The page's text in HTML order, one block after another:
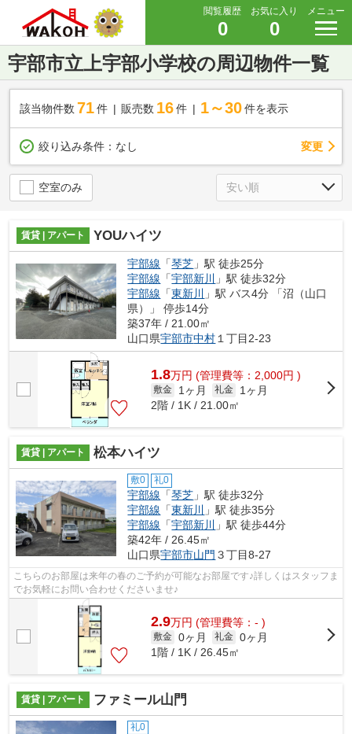
閲覧履歴
0
お気に入り
0
メニュー
宇部市立上宇部小学校の周辺物件一覧
該当物件数 71件 販売数 16 件 1～30 件を表示
絞り込み条件： なし 変更
空室のみ
賃貸 | アパート YOUハイツ
宇部線 「琴芝 」駅 徒歩25分
宇部線 「宇部新川
」駅 徒歩32分
宇部線 「東新川
」駅 バス4分 「沼（山口
県）」 停歩14分
築37年 / 21.00㎡
山口県宇部市中村１丁目2-23
1.8万円 (管理費等：2,000円 )
敷金 1ヶ月 礼金
1ヶ月
2階 / 1K / 21.00㎡
賃貸 | アパート 松本ハイツ
敷0 礼0
宇部線 「琴芝 」駅 徒歩32分
宇部線 「東新川
」駅 徒歩35分
宇部線 「宇部新川
」駅 徒歩44分
築42年 / 26.45㎡
山口県宇部市山門 ３丁目8-27
こちらのお部屋は来年の春のご予約が可能なお部屋です♪詳しくはスタッフま
でお気軽にお問い合わせくださいませ♪
2.9万円 (管理費等：- )
敷金 0ヶ月 礼金 0ヶ月
1階 / 1K / 26.45㎡
賃貸 | アパート ファミール山門
礼0